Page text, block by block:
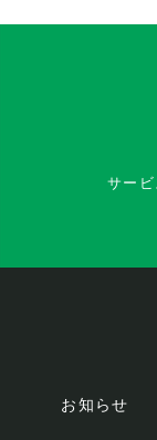
サービ
お知らせ